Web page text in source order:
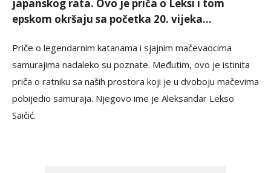
japanskog rata. Ovo je priča o Leksi i tom
epskom okršaju sa početka 20. vijeka...
Priče o legendarnim katanama i sjajnim mačevaocima
samurajima nadaleko su poznate. Međutim, ovo je istinita
priča o ratniku sa naših prostora koji je u dvoboju mačevima
pobijedio samuraja. Njegovo ime je Aleksandar Lekso
Saičić.